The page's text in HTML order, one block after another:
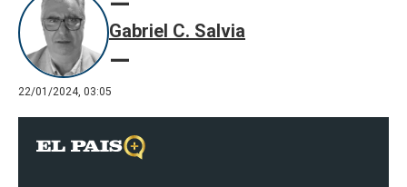
q
Gabriel C. Salvia
22/01/2024, 03:05